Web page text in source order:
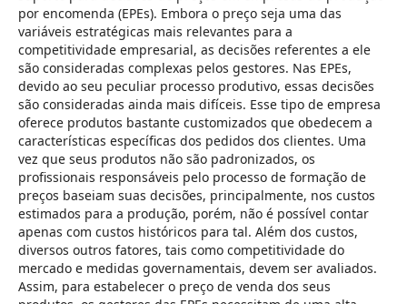
por encomenda (EPEs). Embora o preço seja uma das
variáveis estratégicas mais relevantes para a
competitividade empresarial, as decisões referentes a ele
são consideradas complexas pelos gestores. Nas EPEs,
devido ao seu peculiar processo produtivo, essas decisões
são consideradas ainda mais difíceis. Esse tipo de empresa
oferece produtos bastante customizados que obedecem a
características específicas dos pedidos dos clientes. Uma
vez que seus produtos não são padronizados, os
profissionais responsáveis pelo processo de formação de
preços baseiam suas decisões, principalmente, nos custos
estimados para a produção, porém, não é possível contar
apenas com custos históricos para tal. Além dos custos,
diversos outros fatores, tais como competitividade do
mercado e medidas governamentais, devem ser avaliados.
Assim, para estabelecer o preço de venda dos seus